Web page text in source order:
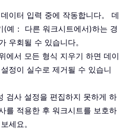
이터 입력 중에 작동합니다。 데
(예： 다른 워크시트에서)하는 경
우회될 수 있습니다。
에서 모든 형식 지우기 하면 데이
정이 실수로 제거될 수 있습니
검사 설정을 편집하지 못하게 하
를 적용한 후 워크시트를 보호하
세요。